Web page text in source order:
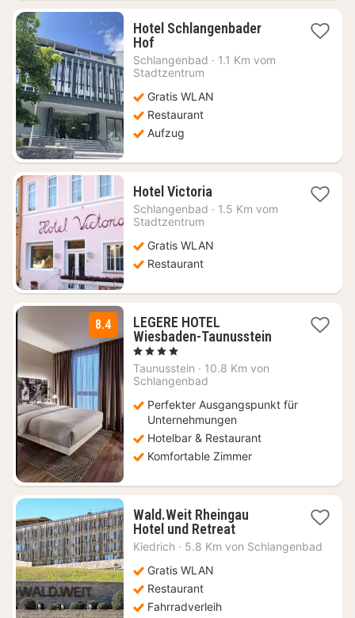
Hotel Schlangenbader
Hof1
Nacht
ab
€
Schlangenbad · 1.1 Km vom
Stadtzentrum
Gratis WLAN
Restaurant
Aufzug
Hotel Victoria1
Nacht
€
Schlangenbad · 1.5 Km vom
Stadtzentrum
Gratis WLAN
Restaurant
8.4
LEGERE HOTEL
Wiesbaden-Taunusstein2
, 4 Sterne
Taunusstein · 10.8 Km von
Schlangenbad
Perfekter Ausgangspunkt für
Unternehmungen
Hotelbar & Restaurant
Komfortable Zimmer
Wald.Weit Rheingau
Hotel und Retreat1
Nacht
Kiedrich · 5.8 Km von Schlangenbad
Gratis WLAN
Restaurant
Fahrradverleih